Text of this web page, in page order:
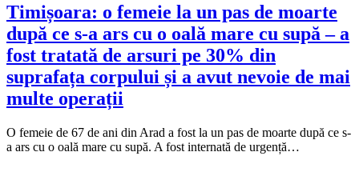
Timișoara: o femeie la un pas de moarte
după ce s-a ars cu o oală mare cu supă – a
fost tratată de arsuri pe 30% din
suprafața corpului și a avut nevoie de mai
multe operații
O femeie de 67 de ani din Arad a fost la un pas de moarte după ce s-
a ars cu o oală mare cu supă. A fost internată de urgență…